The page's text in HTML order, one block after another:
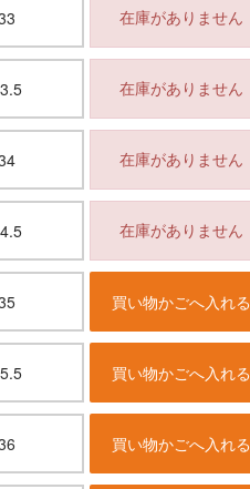
在庫がありません
在庫がありません
在庫がありません
在庫がありません
買い物かごへ入れる
買い物かごへ入れる
買い物かごへ入れる